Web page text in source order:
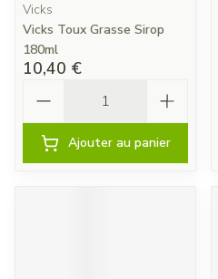
Vicks
Vicks Toux Grasse Sirop
180ml
10,40 €
Ajouter au panier